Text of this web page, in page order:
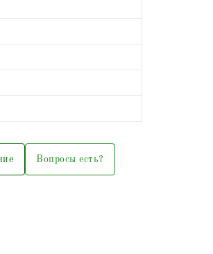
Вопросы есть?